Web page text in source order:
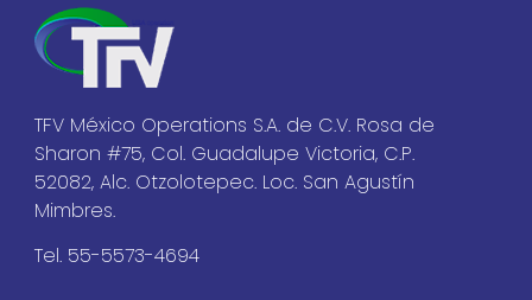
TFV México Operations S.A. de C.V. Rosa de
Sharon #75, Col. Guadalupe Victoria, C.P.
52082, Alc. Otzolotepec. Loc. San Agustín
Mimbres.
Tel. 55-5573-4694